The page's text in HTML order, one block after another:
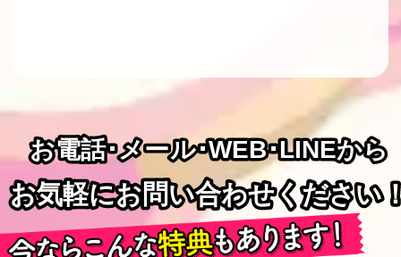
お電話･メール･WEB･LINEから
お電話･メール･WEB･LINEから
お気軽にお問い合わせください
お気軽にお問い合わせください